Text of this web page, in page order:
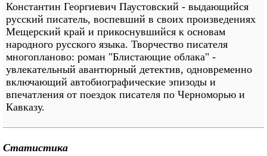
Константин Георгиевич Паустовский - выдающийся
русский писатель, воспевший в своих произведениях
Мещерский край и прикоснувшийся к основам
народного русского языка. Творчество писателя
многопланово: роман "Блистающие облака" -
увлекательный авантюрный детектив, одновременно
включающий автобиографические эпизоды и
впечатления от поездок писателя по Черноморью и
Кавказу.
Статистика